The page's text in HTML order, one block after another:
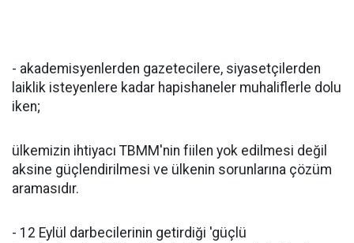
- akademisyenlerden gazetecilere, siyasetçilerden
laiklik isteyenlere kadar hapishaneler muhaliflerle dolu
iken;
ülkemizin ihtiyacı TBMM'nin fiilen yok edilmesi değil
aksine güçlendirilmesi ve ülkenin sorunlarına çözüm
aramasıdır.
- 12 Eylül darbecilerinin getirdiği 'güçlü